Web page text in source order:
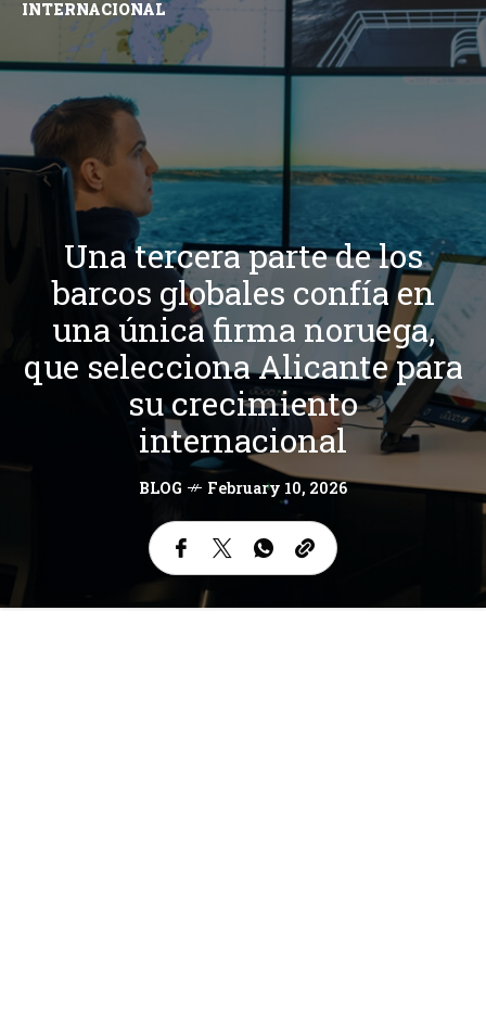
INTERNACIONAL
Una tercera parte de los
barcos globales confía en
una única firma noruega,
que selecciona Alicante para
su crecimiento
internacional
BLOG February 10, 2026